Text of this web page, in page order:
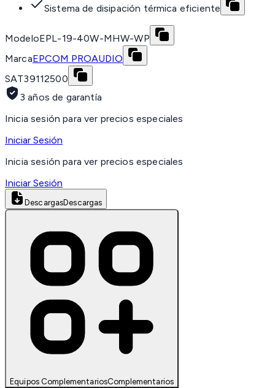
Sistema de disipación térmica eficiente
ModeloEPL-19-40W-MHW-WP
MarcaEPCOM PROAUDIO
SAT39112500
3 años de garantía
Inicia sesión para ver precios especiales
Iniciar Sesión
Inicia sesión para ver precios especiales
Iniciar Sesión
DescargasDescargas
Equipos ComplementariosComplementarios